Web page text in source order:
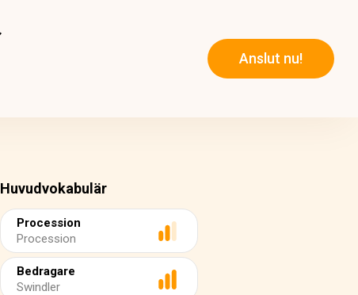
Anslut nu!
Huvudvokabulär
Procession
Procession
Bedragare
Swindler